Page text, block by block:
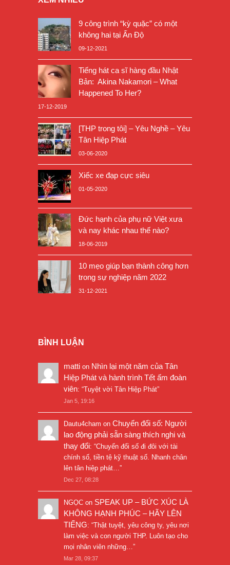
9 công trình “kỳ quặc” có một
không hai tại Ấn Độ
09-12-2021
Tiếng hát ca sĩ hàng đầu Nhật
Bản: Akina Nakamori – What
Happened To Her?
17-12-2019
[THP trong tôi] – Yêu Nghề – Yêu
Tân Hiệp Phát
03-06-2020
Xiếc xe đạp cực siêu
01-05-2020
Đức hạnh của phụ nữ Việt xưa
và nay khác nhau thế nào?
18-06-2019
10 mẹo giúp bạn thành công hơn
trong sự nghiệp năm 2022
31-12-2021
BÌNH LUẬN
matti on Nhìn lại một năm của Tân
Hiệp Phát và hành trình Tết ấm đoàn
viên: “Tuyệt vời Tân Hiệp Phát”
Jan 5, 19:16
Dautu4cham on Chuyển đổi số: Người
lao động phải sẵn sàng thích nghi và
thay đổi: “Chuyển đổi số đi đôi với tài
chính số, tiền tệ kỹ thuật số. Nhanh chân
lên tân hiệp phát… ”
Dec 27, 08:28
NGỌC on SPEAK UP – BỨC XÚC LÀ
KHÔNG HẠNH PHÚC – HÃY LÊN
TIẾNG: “Thật tuyệt, yêu công ty, yêu nơi
làm việc và con người THP. Luôn tạo cho
mọi nhân viên những… ”
Mar 28, 09:37